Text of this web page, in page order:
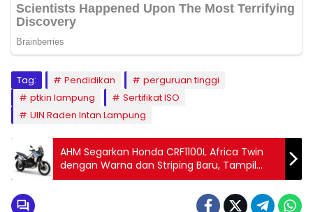
Tag: Pendidikan
perguruan tinggi
ptkin lampung
Sertifikat ISO
UIN Raden Intan Lampung
AHM Segarkan Honda CRF1100L Africa Twin
dengan Warna dan Striping Baru, Tampil
Makin Garang untuk Pecinta Adventure